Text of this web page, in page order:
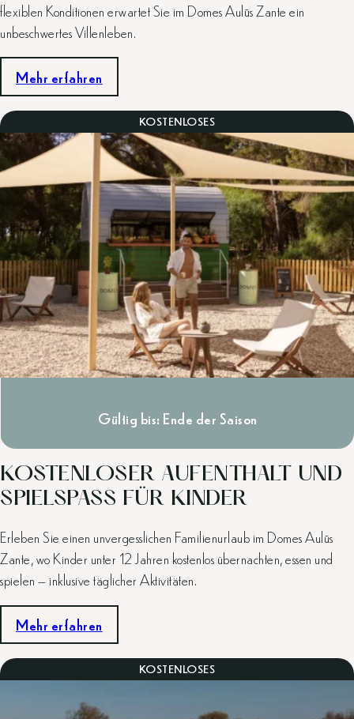
flexiblen Konditionen erwartet Sie im Domes Aulūs Zante ein
unbeschwertes Villenleben.
Mehr erfahren
KOSTENLOSER AUFENTHALT UND
SPIELSPASS FÜR KINDER
Erleben Sie einen unvergesslichen Familienurlaub im Domes Aulūs
Zante, wo Kinder unter 12 Jahren kostenlos übernachten, essen und
spielen – inklusive täglicher Aktivitäten.
Mehr erfahren
KOSTENLOSES
Gültig bis: Ende der Saison
KOSTENLOSES